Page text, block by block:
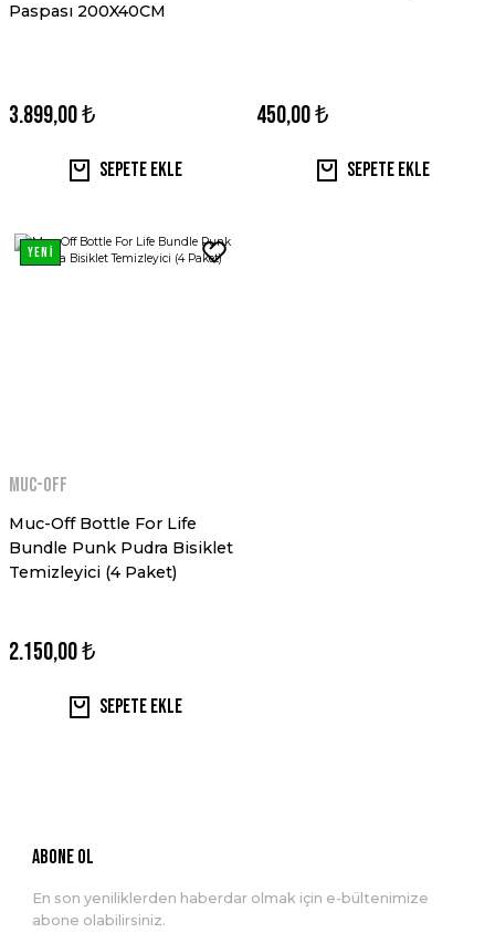
Paspası 200X40CM
3.899,00 ₺
Sepete Ekle
450,00 ₺
Sepete Ekle
YENİ
MUC-OFF
Muc-Off Bottle For Life
Bundle Punk Pudra Bisiklet
Temizleyici (4 Paket)
2.150,00 ₺
Sepete Ekle
ABONE OL
En son yeniliklerden haberdar olmak için e-bültenimize
abone olabilirsiniz.